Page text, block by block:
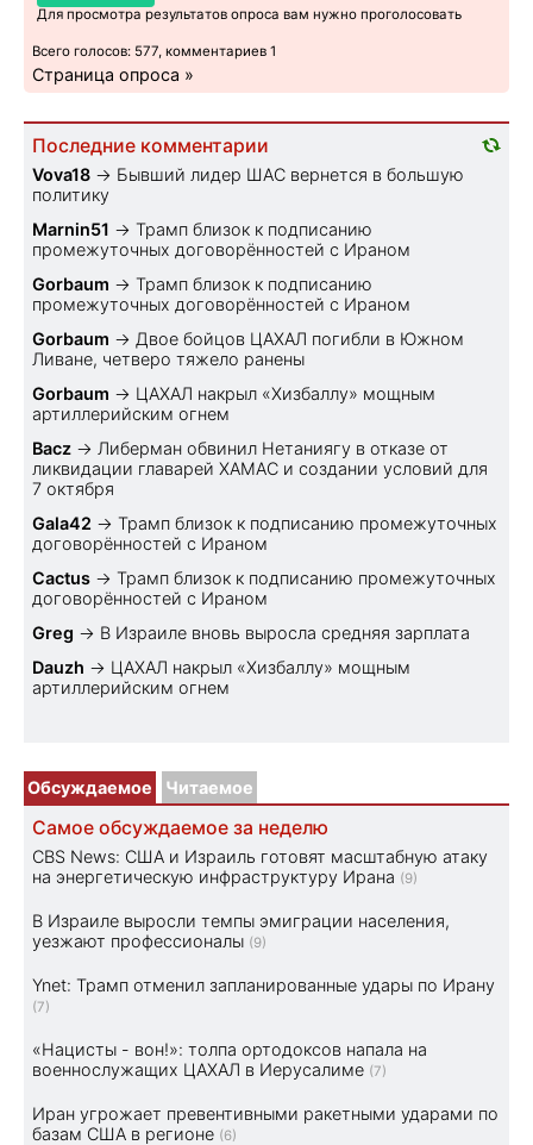
Для просмотра результатов опроса вам нужно проголосовать
Всего голосов: 577, комментариев 1
Страница опроса »
Последние комментарии
Vova18 → Бывший лидер ШАС вернется в большую
политику
Marnin51 → Трамп близок к подписанию
промежуточных договорённостей с Ираном
Gorbaum → Трамп близок к подписанию
промежуточных договорённостей с Ираном
Gorbaum → Двое бойцов ЦАХАЛ погибли в Южном
Ливане, четверо тяжело ранены
Gorbaum → ЦАХАЛ накрыл «Хизбаллу» мощным
артиллерийским огнем
Bacz → Либерман обвинил Нетаниягу в отказе от
ликвидации главарей ХАМАС и создании условий для
7 октября
Gala42 → Трамп близок к подписанию промежуточных
договорённостей с Ираном
Cactus → Трамп близок к подписанию промежуточных
договорённостей с Ираном
Greg → В Израиле вновь выросла средняя зарплата
Dauzh → ЦАХАЛ накрыл «Хизбаллу» мощным
артиллерийским огнем
Обсуждаемое Читаемое
Самое обсуждаемое за неделю
CBS News: США и Израиль готовят масштабную атаку
на энергетическую инфраструктуру Ирана (9)
В Израиле выросли темпы эмиграции населения,
уезжают профессионалы (9)
Ynet: Трамп отменил запланированные удары по Ирану
(7)
«Нацисты - вон!»: толпа ортодоксов напала на
военнослужащих ЦАХАЛ в Иерусалиме (7)
Иран угрожает превентивными ракетными ударами по
базам США в регионе (6)